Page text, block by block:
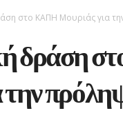
στο ΚΑΠΗ Μουριάς για
δράση